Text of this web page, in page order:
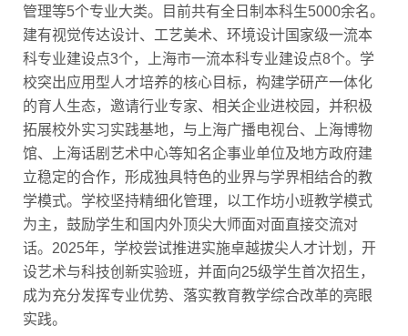
管理等5个专业大类。目前共有全日制本科生5000余名。
建有视觉传达设计、工艺美术、环境设计国家级一流本
科专业建设点3个，上海市一流本科专业建设点8个。学
校突出应用型人才培养的核心目标，构建学研产一体化
的育人生态，邀请行业专家、相关企业进校园，并积极
拓展校外实习实践基地，与上海广播电视台、上海博物
馆、上海话剧艺术中心等知名企事业单位及地方政府建
立稳定的合作，形成独具特色的业界与学界相结合的教
学模式。学校坚持精细化管理，以工作坊小班教学模式
为主，鼓励学生和国内外顶尖大师面对面直接交流对
话。2025年，学校尝试推进实施卓越拔尖人才计划，开
设艺术与科技创新实验班，并面向25级学生首次招生，
成为充分发挥专业优势、落实教育教学综合改革的亮眼
实践。